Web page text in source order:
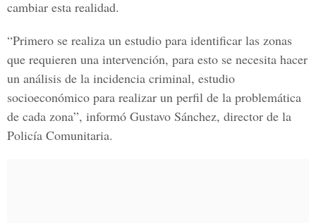
cambiar esta realidad.
“Primero se realiza un estudio para identificar las zonas
que requieren una intervención, para esto se necesita hacer
un análisis de la incidencia criminal, estudio
socioeconómico para realizar un perfil de la problemática
de cada zona”, informó Gustavo Sánchez, director de la
Policía Comunitaria.